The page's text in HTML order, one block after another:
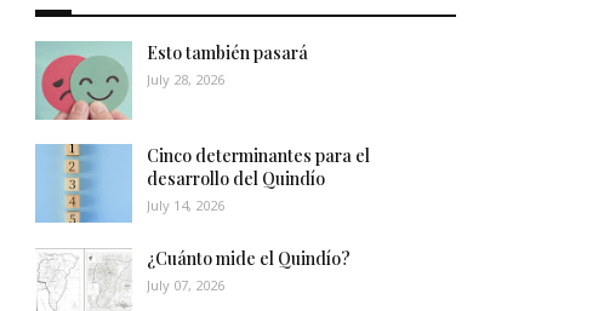
Esto también pasará
July 28, 2026
Cinco determinantes para el
desarrollo del Quindío
July 14, 2026
¿Cuánto mide el Quindío?
July 07, 2026